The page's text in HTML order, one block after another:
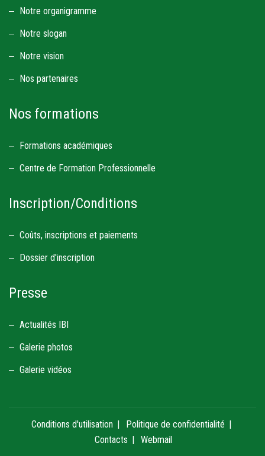
Notre organigramme
Notre slogan
Notre vision
Nos partenaires
Nos formations
Formations académiques
Centre de Formation Professionnelle
Inscription/Conditions
Coûts, inscriptions et paiements
Dossier d'inscription
Presse
Actualités IBI
Galerie photos
Galerie vidéos
Conditions d'utilisation
Politique de confidentialité
Contacts
Webmail